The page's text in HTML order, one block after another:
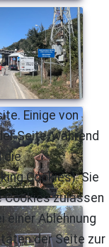
Einige von
Seite, während
die
Cookies). Sie
Cookies zulassen
einer Ablehnung
der Seite zur